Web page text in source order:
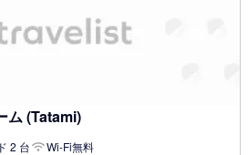
ム (Tatami)
2 台 Wi-Fi無料